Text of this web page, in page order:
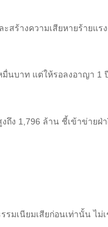
ร้างความเสียหายร้ายแร
มื่นบาท แต่ให้รอลงอาญา 1
ถึง 1,796 ล้าน ชี้เข้าข่ายฝ่
มเนียมเสียก่อนเท่านั้น ไม่